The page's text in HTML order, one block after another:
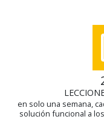
en solo una semana,
solución funcional a